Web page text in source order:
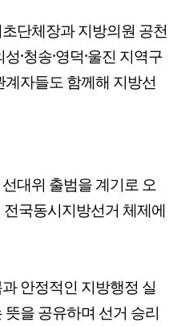
단체장과 지방의원 공천
·청송·영덕·울진 지역구
자들도 함께해 지방선
대위 출범을 계기로 오
국동시지방선거 체제에
안정적인 지방행정 실
을 공유하며 선거 승리